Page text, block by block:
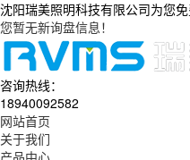
沈阳瑞美照明科技有限公司为您
您暂无新询盘信息！
咨询热线：
18940092582
网站首页
关于我们
产品中心